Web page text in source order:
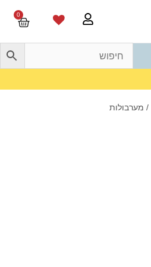
0
/ מערבולות